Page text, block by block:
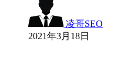
凌哥SEO
2021年3月18日